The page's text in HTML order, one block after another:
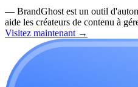
— BrandGhost est un outil
aide les créateurs de contenu à
Visitez maintenant →